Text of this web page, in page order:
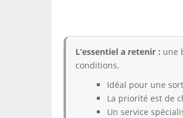
L’essentiel a retenir : une
conditions.
Idéal pour une
La priorité est de
Un service